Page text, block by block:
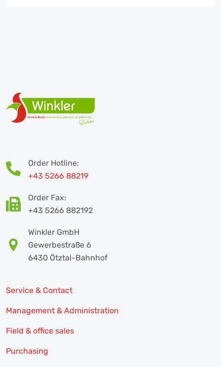
Order Hotline:
+43 5266 88219
Order Fax:
+43 5266 882192
Winkler GmbH
Gewerbestraße 6
6430 Ötztal-Bahnhof
Service & Contact
Management & Administration
Field & office sales
Purchasing